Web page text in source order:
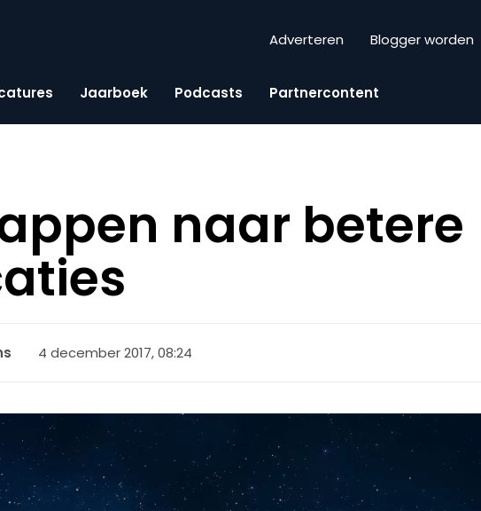
Adverteren Blogger worden
Jaarboek Podcasts Partnercontent
naar betere
4 december 2017, 08:24